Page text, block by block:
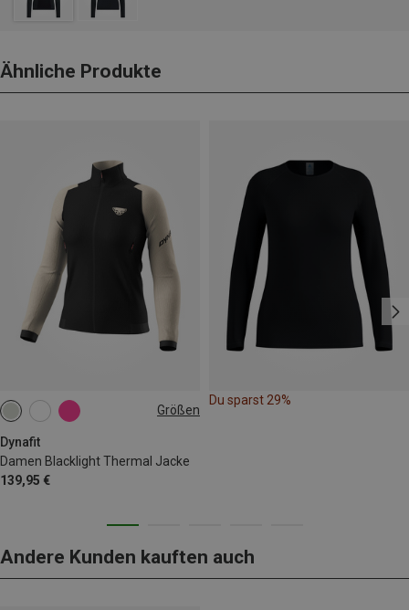
Ähnliche Produkte
Größen
Dynafit
Damen Blacklight Thermal Jacke
139,95 €
XS L
Du sparst 29%
Andere Kunden kauften auch